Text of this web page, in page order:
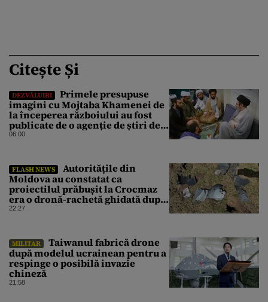
Citește Și
DEZVĂLUIRI
Primele presupuse
imagini cu Mojtaba Khamenei de
la începerea războiului au fost
publicate de o agenție de știri de
stat din Iran
06:00
FLASH NEWS
Autoritățile din
Moldova au constatat ca
proiectilul prăbușit la Crocmaz
era o dronă-rachetă ghidată după
finalizarea primei investigații
22:27
MILITAR
⁠Taiwanul fabrică drone
după modelul ucrainean pentru a
respinge o posibilă invazie
chineză
21:58